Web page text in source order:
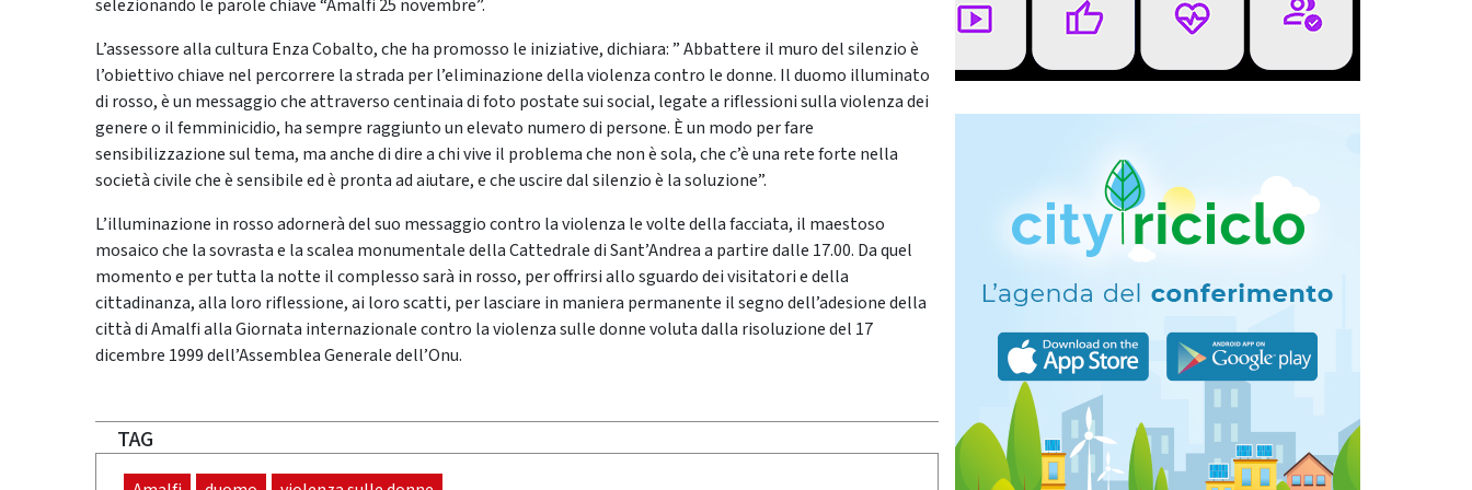
selezionando le parole chiave “Amalfi 25 novembre”.
L’assessore alla cultura Enza Cobalto, che ha promosso le iniziative, dichiara: ” Abbattere il muro del silenzio è
l’obiettivo chiave nel percorrere la strada per l’eliminazione della violenza contro le donne. Il duomo illuminato
di rosso, è un messaggio che attraverso centinaia di foto postate sui social, legate a riflessioni sulla violenza dei
genere o il femminicidio, ha sempre raggiunto un elevato numero di persone. È un modo per fare
sensibilizzazione sul tema, ma anche di dire a chi vive il problema che non è sola, che c’è una rete forte nella
società civile che è sensibile ed è pronta ad aiutare, e che uscire dal silenzio è la soluzione”.
L’illuminazione in rosso adornerà del suo messaggio contro la violenza le volte della facciata, il maestoso
mosaico che la sovrasta e la scalea monumentale della Cattedrale di Sant’Andrea a partire dalle 17.00. Da quel
momento e per tutta la notte il complesso sarà in rosso, per offrirsi allo sguardo dei visitatori e della
cittadinanza, alla loro riflessione, ai loro scatti, per lasciare in maniera permanente il segno dell’adesione della
città di Amalfi alla Giornata internazionale contro la violenza sulle donne voluta dalla risoluzione del 17
dicembre 1999 dell’Assemblea Generale dell’Onu.
TAG